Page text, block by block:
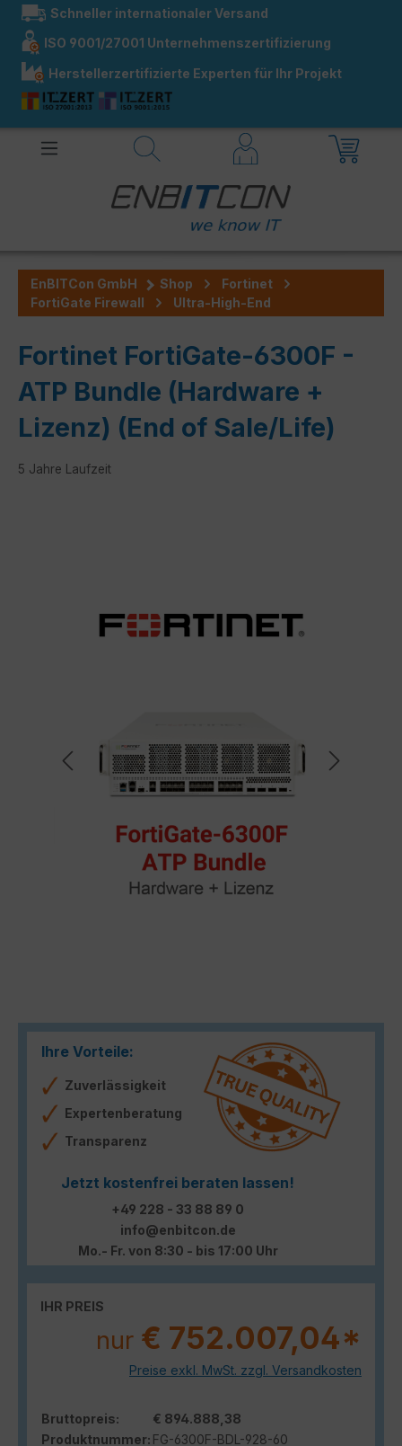
springen
Schneller internationaler Versand
ISO 9001/27001 Unternehmenszertifizierung
Herstellerzertifizierte Experten für Ihr Projekt
EnBITCon GmbH Shop
Fortinet
FortiGate Firewall
Ultra-High-End
Fortinet FortiGate-6300F -
ATP Bundle (Hardware +
Lizenz) (End of Sale/Life)
5 Jahre Laufzeit
Ihre Vorteile:
Zuverlässigkeit
Expertenberatung
Transparenz
Jetzt kostenfrei beraten lassen!
+49 228 - 33 88 89 0
info@enbitcon.de
Mo.- Fr. von 8:30 - bis 17:00 Uhr
IHR PREIS
nur € 752.007,04*
Preise exkl. MwSt. zzgl. Versandkosten
Bruttopreis:
€ 894.888,38
Produktnummer: FG-6300F-BDL-928-60